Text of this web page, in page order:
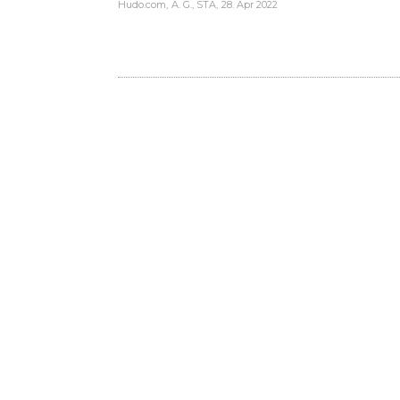
Hudo.com A. G., STA 28. Apr 2022